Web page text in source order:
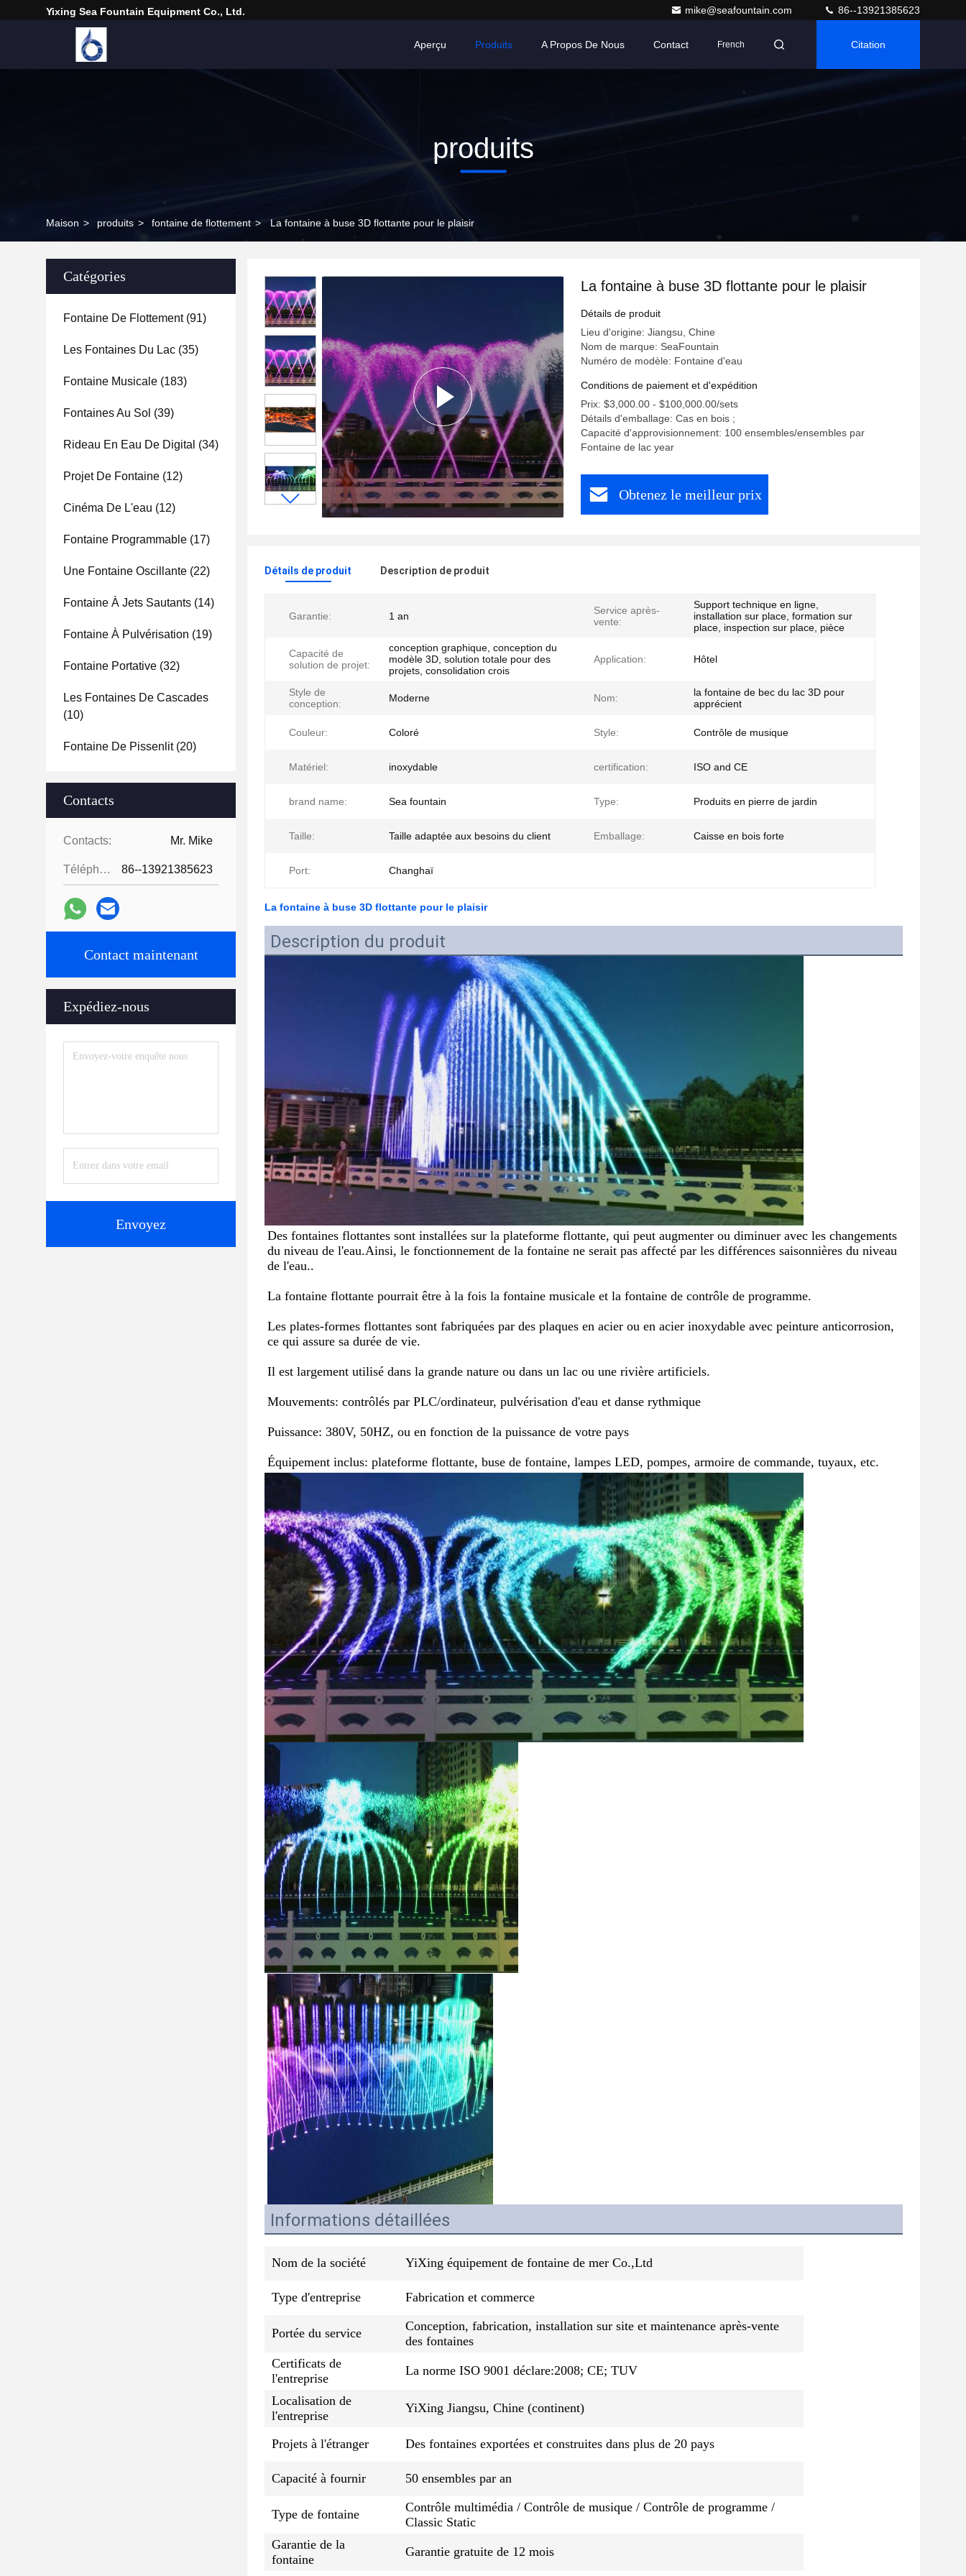
Yixing Sea Fountain Equipment Co., Ltd. mike@seafountain.com 86--13921385623
Aperçu Produits A Propos De Nous Contact French Citation
produits
Maison > produits > fontaine de flottement > La fontaine à buse 3D flottante pour le plaisir
Catégories
Fontaine De Flottement(91)
Les Fontaines Du Lac (35)
Fontaine Musicale (183)
Fontaines Au Sol (39)
Rideau En Eau De Digital (34)
Projet De Fontaine (12)
Cinéma De L'eau (12)
Fontaine Programmable (17)
Une Fontaine Oscillante (22)
Fontaine À Jets Sautants (14)
Fontaine À Pulvérisation (19)
Fontaine Portative (32)
Les Fontaines De Cascades
(10)
Fontaine De Pissenlit(20)
Contacts
Contacts: Mr. Mike
Téléphone: 86--13921385623
Contact maintenant
Expédiez-nous
Envoyez
La fontaine à buse 3D flottante pour le plaisir
Détails de produit
Lieu d'origine: Jiangsu, Chine
Nom de marque: SeaFountain
Numéro de modèle: Fontaine d'eau
Conditions de paiement et d'expédition
Prix: $3,000.00 - $100,000.00/sets
Détails d'emballage: Cas en bois ;
Capacité d'approvisionnement: 100 ensembles/ensembles par
Fontaine de lac year
Obtenez le meilleur prix
Détails de produit Description de produit
Garantie: 1 an
Service après-
vente:
Support technique en ligne,
installation sur place, formation sur
place, inspection sur place, pièce
Capacité de
solution de projet:
conception graphique, conception du
modèle 3D, solution totale pour des
projets, consolidation crois
Application: Hôtel
Style de
conception:
Moderne Nom:
la fontaine de bec du lac 3D pour
apprécient
Couleur: Coloré Style: Contrôle de musique
Matériel: inoxydable certification: ISO and CE
brand name: Sea fountain Type: Produits en pierre de jardin
Taille: Taille adaptée aux besoins du client Emballage: Caisse en bois forte
Port: Changhaï
La fontaine à buse 3D flottante pour le plaisir
Description du produit
Des fontaines flottantes sont installées sur la plateforme flottante, qui peut augmenter ou diminuer avec les changements
du niveau de l'eau.Ainsi, le fonctionnement de la fontaine ne serait pas affecté par les différences saisonnières du niveau
de l'eau..
La fontaine flottante pourrait être à la fois la fontaine musicale et la fontaine de contrôle de programme.
Les plates-formes flottantes sont fabriquées par des plaques en acier ou en acier inoxydable avec peinture anticorrosion,
ce qui assure sa durée de vie.
Il est largement utilisé dans la grande nature ou dans un lac ou une rivière artificiels.
Mouvements: contrôlés par PLC/ordinateur, pulvérisation d'eau et danse rythmique
Puissance: 380V, 50HZ, ou en fonction de la puissance de votre pays
Équipement inclus: plateforme flottante, buse de fontaine, lampes LED, pompes, armoire de commande, tuyaux, etc.
Informations détaillées
Nom de la société YiXing équipement de fontaine de mer Co.,Ltd
Type d'entreprise Fabrication et commerce
Portée du service
Conception, fabrication, installation sur site et maintenance après-vente
des fontaines
Certificats de
l'entreprise
La norme ISO 9001 déclare:2008; CE; TUV
Localisation de
l'entreprise
YiXing Jiangsu, Chine (continent)
Projets à l'étranger Des fontaines exportées et construites dans plus de 20 pays
Capacité à fournir 50 ensembles par an
Type de fontaine
Contrôle multimédia / Contrôle de musique / Contrôle de programme /
Classic Static
Garantie de la
fontaine
Garantie gratuite de 12 mois